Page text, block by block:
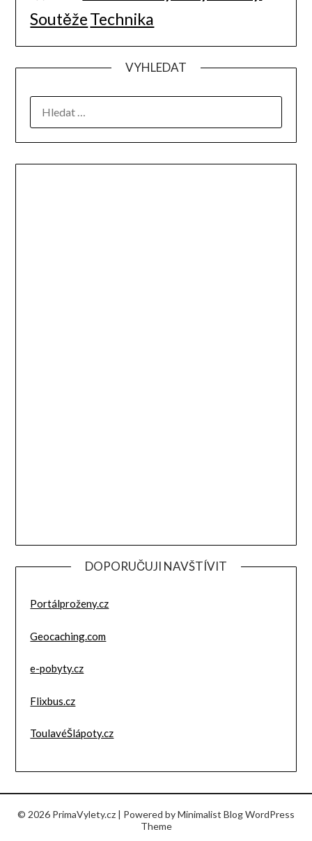
SoutěžeTechnika
VYHLEDAT
DOPORUČUJI NAVŠTÍVIT
Portálproženy.cz
Geocaching.com
e-pobyty.cz
Flixbus.cz
ToulavéŠlápoty.cz
© 2026 PrimaVylety.cz | Powered byMinimalist BlogWordPress
Theme